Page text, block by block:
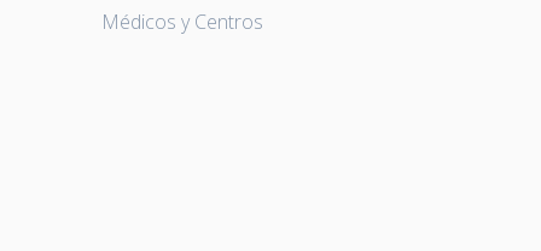
Médicos y Centros